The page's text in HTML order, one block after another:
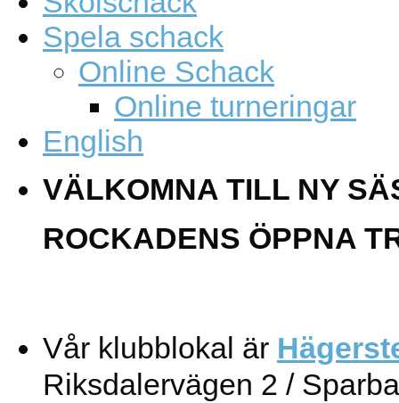
Spela schack
Online Schack
Online turneringar
English
VÄLKOMNA TILL NY
ROCKADENS ÖPPNA
Vår klubblokal är
Riksdalervägen 2 /